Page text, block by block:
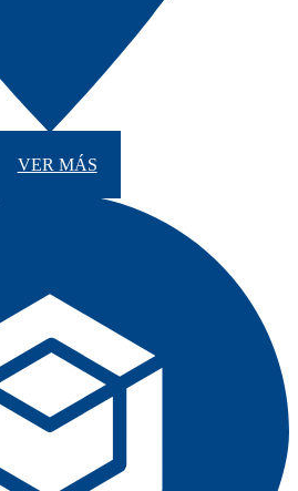
VER MÁS